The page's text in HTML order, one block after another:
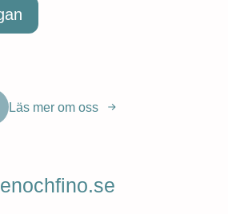
Läs mer om oss